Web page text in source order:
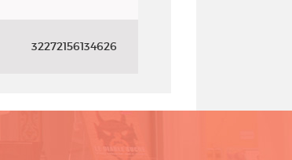
32272156134626